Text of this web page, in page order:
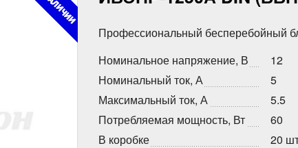
Профессиональный бесперебойный
Номинальное напряжение, В
12
Номинальный ток, А
5
Максимальный ток, А
5.5
Потребляемая мощность, Вт
60
В коробке
20